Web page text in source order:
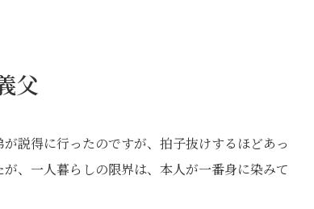
父
説得に行ったのですが、拍子抜けするほどあっ
、一人暮らしの限界は、本人が一番身に染みて